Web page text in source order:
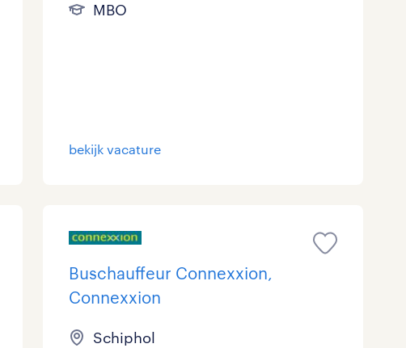
MBO
bekijk vacature
Buschauffeur Connexxion,
Connexxion
Schiphol